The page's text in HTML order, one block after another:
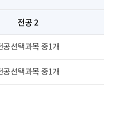
전공 2
공선택과목 중1개
공선택과목 중1개